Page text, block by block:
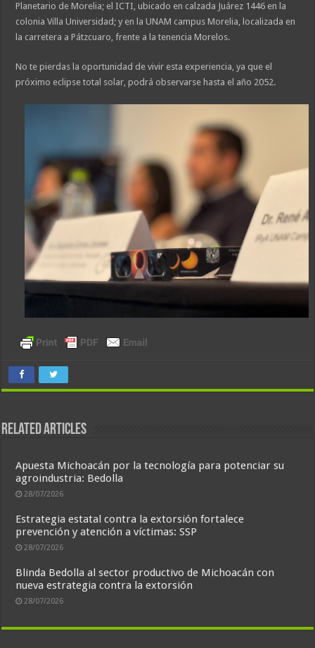
Planetario de Morelia; el ICTI, ubicado en calzada Juárez 1446 en la
colonia Villa Universidad; y en la UNAM campus Morelia, localizada en
la carretera a Pátzcuaro, frente a la tenencia Morelos.
No te pierdas la oportunidad de vivir esta experiencia, ya que el
próximo eclipse total solar, podrá observarse hasta el año 2052.
Related Articles
Apuesta Michoacán por la tecnología para potenciar su
agroindustria: Bedolla
28/07/2026
Estrategia estatal contra la extorsión fortalece
prevención y atención a víctimas: SSP
28/07/2026
Blinda Bedolla al sector productivo de Michoacán con
nueva estrategia contra la extorsión
28/07/2026